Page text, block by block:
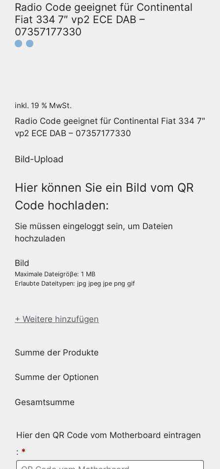
Radio Code geeignet für Continental
Fiat 334 7″ vp2 ECE DAB –
07357177330
inkl. 19 % MwSt.
Radio Code geeignet für Continental Fiat 334 7″
vp2 ECE DAB – 07357177330
Bild-Upload
Hier können Sie ein Bild vom QR
Code hochladen:
Sie müssen eingeloggt sein, um Dateien
hochzuladen
Bild
Maximale Dateigröβe: 1 MB
Erlaubte Dateitypen: jpg jpeg jpe png gif
+ Weitere hinzufügen
Summe der Produkte
Summe der Optionen
Gesamtsumme
Hier den QR Code vom Motherboard eintragen
: *